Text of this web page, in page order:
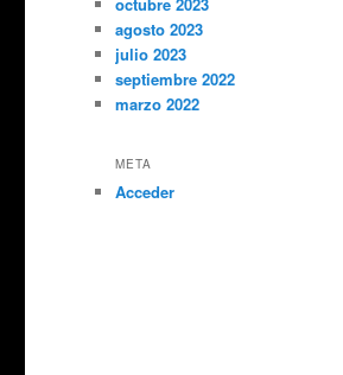
octubre 2023
agosto 2023
julio 2023
septiembre 2022
marzo 2022
META
Acceder